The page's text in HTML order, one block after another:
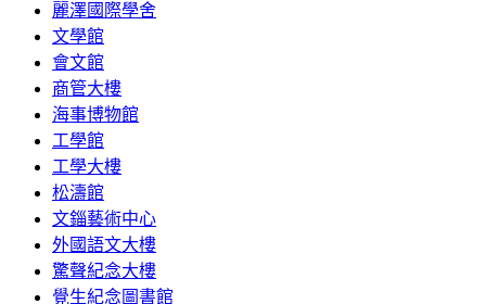
麗澤國際學舍
文學館
會文館
商管大樓
海事博物館
工學館
工學大樓
松濤館
文錙藝術中心
外國語文大樓
驚聲紀念大樓
覺生紀念圖書館